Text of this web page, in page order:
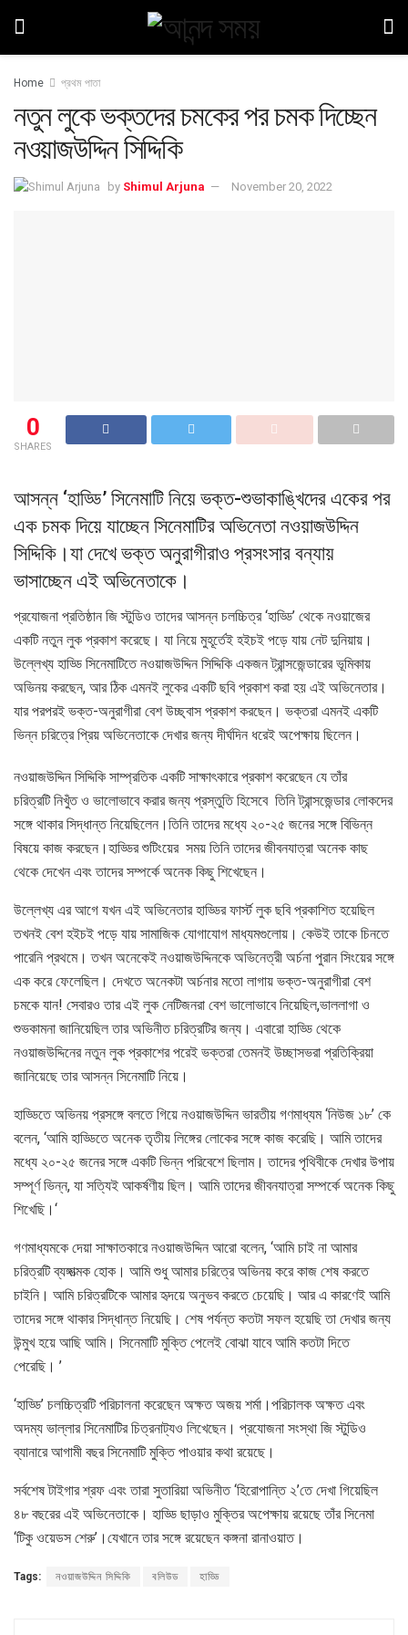
Home প্রথম পাতা
নতুন লুকে ভক্তদের চমকের পর চমক দিচ্ছেন
নওয়াজউদ্দিন সিদ্দিকি
by Shimul Arjuna November 20, 2022
0
SHARES
আসন্ন ‘হাড্ডি’ সিনেমাটি নিয়ে ভক্ত-শুভাকাঙ্খিদের একের পর
এক চমক দিয়ে যাচ্ছেন সিনেমাটির অভিনেতা নওয়াজউদ্দিন
সিদ্দিকি।যা দেখে ভক্ত অনুরাগীরাও প্রসংসার বন্যায়
ভাসাচ্ছেন এই অভিনেতাকে।
প্রযোজনা প্রতিষ্ঠান জি স্টুডিও তাদের আসন্ন চলচ্চিত্র ‘হাড্ডি’ থেকে নওয়াজের
একটি নতুন লুক প্রকাশ করেছে। যা নিয়ে মুহূর্তেই হইচই পড়ে যায় নেট দুনিয়ায়।
উল্লেখ্য হাড্ডি সিনেমাটিতে নওয়াজউদ্দিন সিদ্দিকি একজন ট্রান্সজেন্ডারের ভূমিকায়
অভিনয় করছেন, আর ঠিক এমনই লুকের একটি ছবি প্রকাশ করা হয় এই অভিনেতার।
যার পরপরই ভক্ত-অনুরাগীরা বেশ উচ্ছ্বাস প্রকাশ করছেন। ভক্তরা এমনই একটি
ভিন্ন চরিত্রে প্রিয় অভিনেতাকে দেখার জন্য দীর্ঘদিন ধরেই অপেক্ষায় ছিলেন।
নওয়াজউদ্দিন সিদ্দিকি সাম্প্রতিক একটি সাক্ষাৎকারে প্রকাশ করেছেন যে তাঁর
চরিত্রটি নিখুঁত ও ভালোভাবে করার জন্য প্রস্তুতি হিসেবে তিনি ট্রান্সজেন্ডার লোকদের
সঙ্গে থাকার সিদ্ধান্ত নিয়েছিলেন।তিনি তাদের মধ্যে ২০-২৫ জনের সঙ্গে বিভিন্ন
বিষয়ে কাজ করছেন।হাড্ডির শুটিংয়ের সময় তিনি তাদের জীবনযাত্রা অনেক কাছ
থেকে দেখেন এবং তাদের সম্পর্কে অনেক কিছু শিখেছেন।
উল্লেখ্য এর আগে যখন এই অভিনেতার হাড্ডির ফার্স্ট লুক ছবি প্রকাশিত হয়েছিল
তখনই বেশ হইচই পড়ে যায় সামাজিক যোগাযোগ মাধ্যমগুলোয়। কেউই তাকে চিনতে
পারেনি প্রথমে। তখন অনেকেই নওয়াজউদ্দিনকে অভিনেত্রী অর্চনা পুরান সিংয়ের সঙ্গে
এক করে ফেলেছিল। দেখতে অনেকটা অর্চনার মতো লাগায় ভক্ত-অনুরাগীরা বেশ
চমকে যান! সেবারও তার এই লুক নেটিজনরা বেশ ভালোভাবে নিয়েছিল,ভাললাগা ও
শুভকামনা জানিয়েছিল তার অভিনীত চরিত্রটির জন্য। এবারো হাড্ডি থেকে
নওয়াজউদ্দিনের নতুন লুক প্রকাশের পরেই ভক্তরা তেমনই উচ্ছাসভরা প্রতিক্রিয়া
জানিয়েছে তার আসন্ন সিনেমাটি নিয়ে।
হাড্ডিতে অভিনয় প্রসঙ্গে বলতে গিয়ে নওয়াজউদ্দিন ভারতীয় গণমাধ্যম ‘নিউজ ১৮’ কে
বলেন, ‘আমি হাড্ডিতে অনেক তৃতীয় লিঙ্গের লোকের সঙ্গে কাজ করেছি। আমি তাদের
মধ্যে ২০-২৫ জনের সঙ্গে একটি ভিন্ন পরিবেশে ছিলাম। তাদের পৃথিবীকে দেখার উপায়
সম্পূর্ণ ভিন্ন, যা সত্যিই আকর্ষণীয় ছিল। আমি তাদের জীবনযাত্রা সম্পর্কে অনেক কিছু
শিখেছি।‘
গণমাধ্যমকে দেয়া সাক্ষাতকারে নওয়াজউদ্দিন আরো বলেন, ‘আমি চাই না আমার
চরিত্রটি ব্যঙ্গাত্মক হোক। আমি শুধু আমার চরিত্রে অভিনয় করে কাজ শেষ করতে
চাইনি। আমি চরিত্রটিকে আমার হৃদয়ে অনুভব করতে চেয়েছি। আর এ কারণেই আমি
তাদের সঙ্গে থাকার সিদ্ধান্ত নিয়েছি। শেষ পর্যন্ত কতটা সফল হয়েছি তা দেখার জন্য
উন্মুখ হয়ে আছি আমি। সিনেমাটি মুক্তি পেলেই বোঝা যাবে আমি কতটা দিতে
পেরেছি। ’
‘হাড্ডি’ চলচ্চিত্রটি পরিচালনা করেছেন অক্ষত অজয় শর্মা।পরিচালক অক্ষত এবং
অদম্য ভাল্লার সিনেমাটির চিত্রনাট্যও লিখেছেন। প্রযোজনা সংস্থা জি স্টুডিও
ব্যানারে আগামী বছর সিনেমাটি মুক্তি পাওয়ার কথা রয়েছে।
সর্বশেষ টাইগার শ্রফ এবং তারা সুতারিয়া অভিনীত ‘হিরোপান্তি ২’তে দেখা গিয়েছিল
৪৮ বছরের এই অভিনেতাকে। হাড্ডি ছাড়াও মুক্তির অপেক্ষায় রয়েছে তাঁর সিনেমা
‘টিকু ওয়েডস শেরু’।যেখানে তার সঙ্গে রয়েছেন কঙ্গনা রানাওয়াত।
Tags: নওয়াজউদ্দিন সিদ্দিকি বলিউড হাড্ডি